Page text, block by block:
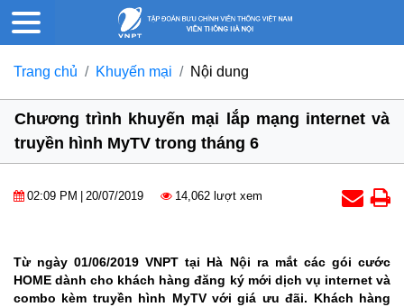
Trang chủ Khuyến mại Nội dung
Chương trình khuyến mại lắp mạng internet và
truyền hình MyTV trong tháng 6
02:09 PM 20/07/2019 14,062 lượt xem
Từ ngày 01/06/2019 VNPT tại Hà Nội ra mắt các gói cước
HOME dành cho khách hàng đăng ký mới dịch vụ internet và
combo kèm truyền hình MyTV với giá ưu đãi. Khách hàng